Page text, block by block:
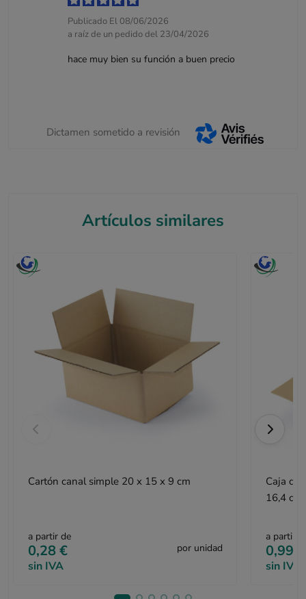
Publicado El 08/06/2026
a raíz de un pedido del 23/04/2026
hace muy bien su función a buen precio
Dictamen sometido a revisión
Artículos similares
Cartón canal simple 20 x 15 x 9 cm
a partir de
0,28 €
sin IVA
por unidad
Caja de
16,4
a partir
0,99 €
sin IVA